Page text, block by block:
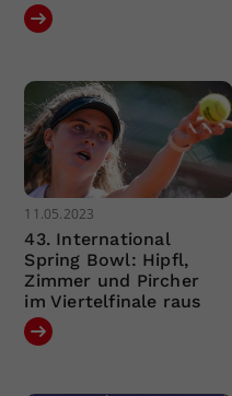
11.05.2023
43. International
Spring Bowl: Hipfl,
Zimmer und Pircher
im Viertelfinale raus